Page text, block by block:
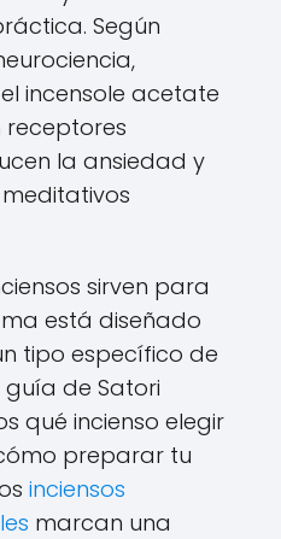
Según
incensole acetate
la ansiedad y
sirven para
está diseñado
tipo específico de
guía de Satori
qué incienso elegir
preparar tu
inciensos
marcan una